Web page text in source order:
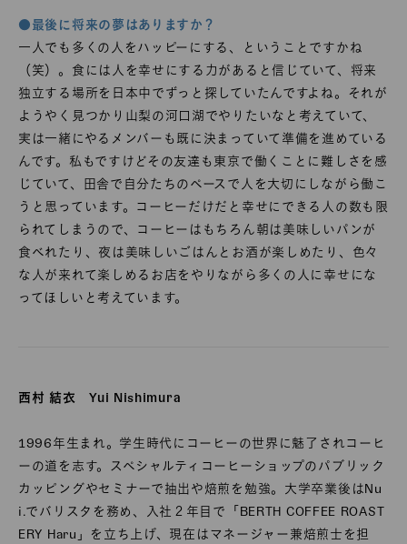
●最後に将来の夢はありますか？
一人でも多くの人をハッピーにする、ということですかね
（笑）。食には人を幸せにする力があると信じていて、将来
独立する場所を日本中でずっと探していたんですよね。それが
ようやく見つかり山梨の河口湖でやりたいなと考えていて、
実は一緒にやるメンバーも既に決まっていて準備を進めている
んです。私もですけどその友達も東京で働くことに難しさを感
じていて、田舎で自分たちのペースで人を大切にしながら働こ
うと思っています。コーヒーだけだと幸せにできる人の数も限
られてしまうので、コーヒーはもちろん朝は美味しいパンが
食べれたり、夜は美味しいごはんとお酒が楽しめたり、色々
な人が来れて楽しめるお店をやりながら多くの人に幸せにな
ってほしいと考えています。
西村 結衣 Yui Nishimura
1996年生まれ。学生時代にコーヒーの世界に魅了されコーヒ
ーの道を志す。スペシャルティコーヒーショップのパブリック
カッピングやセミナーで抽出や焙煎を勉強。大学卒業後はNu
i.でバリスタを務め、入社２年目で「BERTH COFFEE ROAST
ERY Haru」を立ち上げ、現在はマネージャー兼焙煎士を担